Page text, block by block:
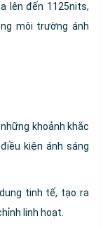
lên đến 1125nits,
môi trường ánh
khoảnh khắc
kiện ánh sáng
tinh tế, tạo ra
linh hoạt.